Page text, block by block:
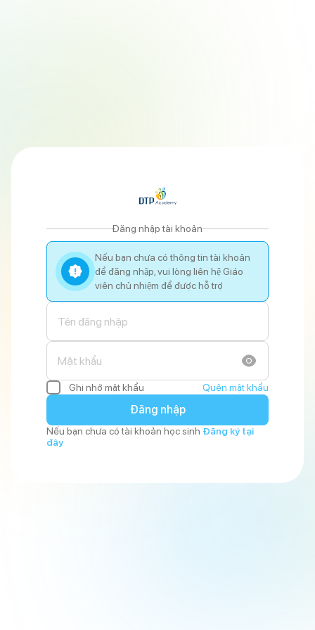
Đăng nhập tài khoản
Nếu bạn chưa có thông tin tài khoản
để đăng nhập, vui lòng liên hệ Giáo
viên chủ nhiệm để được hỗ trợ
Tên đăng nhập
Mật khẩu
Ghi nhớ mật khẩu Quên mật khẩu
Đăng nhập
Nếu bạn chưa có tài khoản học sinh Đăng ký tại
đây